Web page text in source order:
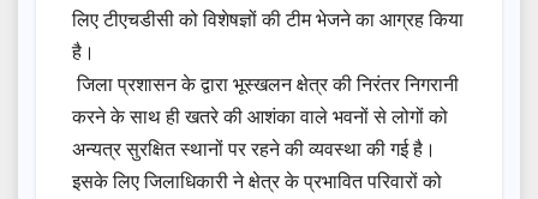
लिए टीएचडीसी को विशेषज्ञों की टीम भेजने का आग्रह किया
है।
जिला प्रशासन के द्वारा भूस्खलन क्षेत्र की निरंतर निगरानी
करने के साथ ही खतरे की आशंका वाले भवनों से लोगों को
अन्यत्र सुरक्षित स्थानों पर रहने की व्यवस्था की गई है।
इसके लिए जिलाधिकारी ने क्षेत्र के प्रभावित परिवारों को